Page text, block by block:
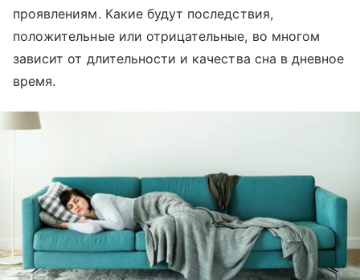
проявлениям. Какие будут последствия,
положительные или отрицательные, во многом
зависит от длительности и качества сна в дневное
время.